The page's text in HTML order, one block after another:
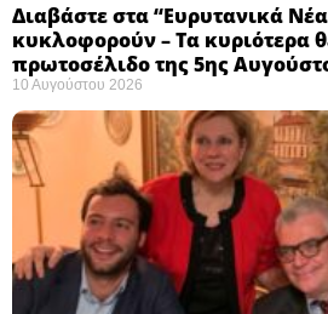
Διαβάστε στα “Ευρυτανικά
κυκλοφορούν – Τα κυριότερα
πρωτοσέλιδο της 5ης
10 Αυγούστου 2026